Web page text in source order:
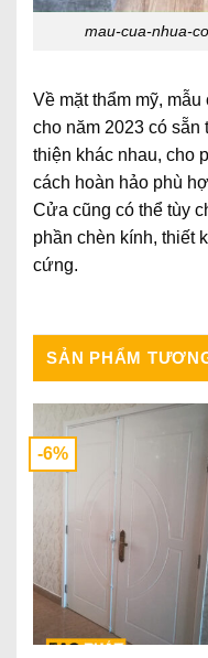
mau-cua-nhua-
Về mặt thẩm mỹ,
cho năm 2023 có sẵn
thiện khác nhau, cho
cách hoàn hảo phù
Cửa cũng có thể tùy
phần chèn kính, thiết
cứng.
SẢN PHẨM
-6%